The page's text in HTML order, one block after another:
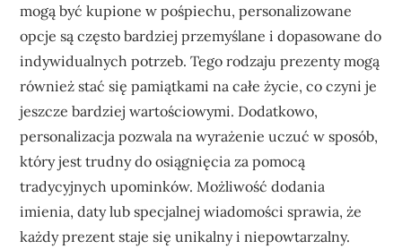
mogą być kupione w pośpiechu, personalizowane
opcje są często bardziej przemyślane i dopasowane do
indywidualnych potrzeb. Tego rodzaju prezenty mogą
również stać się pamiątkami na całe życie, co czyni je
jeszcze bardziej wartościowymi. Dodatkowo,
personalizacja pozwala na wyrażenie uczuć w sposób,
który jest trudny do osiągnięcia za pomocą
tradycyjnych upominków. Możliwość dodania
imienia, daty lub specjalnej wiadomości sprawia, że
każdy prezent staje się unikalny i niepowtarzalny.